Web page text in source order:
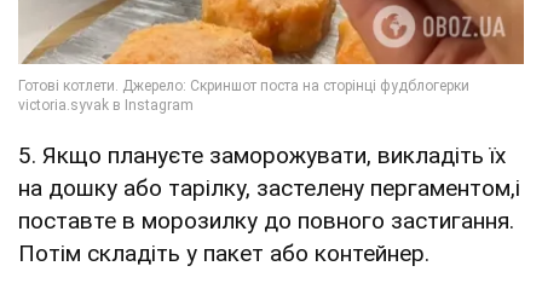
5. Якщо плануєте заморожувати, викладіть їх
на дошку або тарілку, застелену пергаментом,і
поставте в морозилку до повного застигання.
Потім складіть у пакет або контейнер.